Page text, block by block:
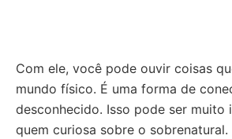
Com ele, você pode ouvir coisas
mundo físico. É uma forma de
desconhecido. Isso pode ser muito
quem curiosa sobre o sobrenatural.